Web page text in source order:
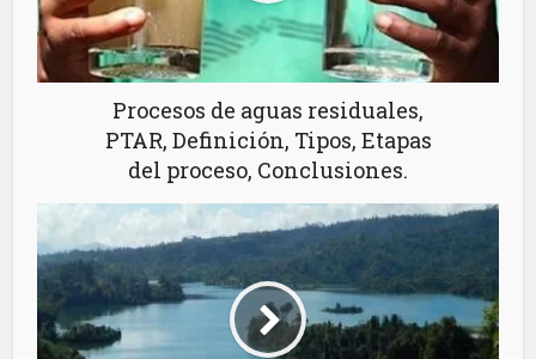
Procesos de aguas residuales,
PTAR, Definición, Tipos, Etapas
del proceso, Conclusiones.